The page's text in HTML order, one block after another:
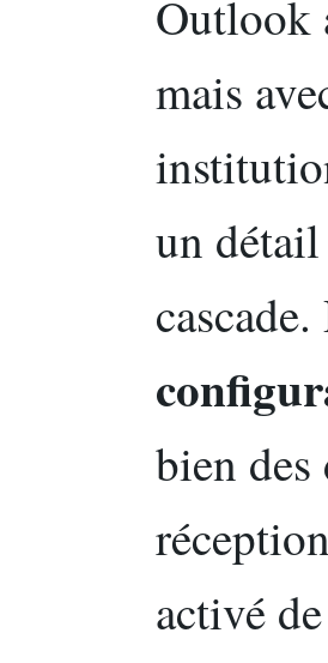
Outlook
mais
un
bien
activé